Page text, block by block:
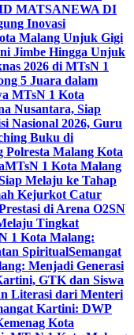
MATSANEWA DI
Inovasi
Malang Unjuk Gigi
Jimbe Hingga Unjuk
2026 di MTsN 1
5 Juara dalam
MTsN 1 Kota
Nusantara, Siap
Nasional 2026, Guru
Buku di
Polresta Malang Kota
MTsN 1 Kota Malang
Melaju ke Tahap
Kejurkot Catur
di Arena O2SN
Tingkat
1 Kota Malang:
SpiritualSemangat
Menjadi Generasi
GTK dan Siswa
Literasi dari Menteri
Kartini: DWP
Kota